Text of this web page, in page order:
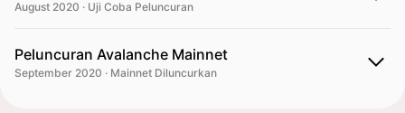
August 2020 · Uji Coba Peluncuran
Peluncuran Avalanche Mainnet
September 2020 · Mainnet Diluncurkan